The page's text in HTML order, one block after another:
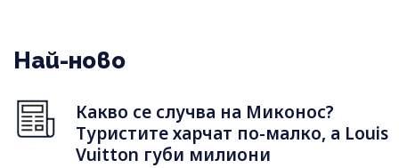
Най-ново
Какво се случва на Миконос?
Туристите харчат по-малко, а Louis
Vuitton губи милиони